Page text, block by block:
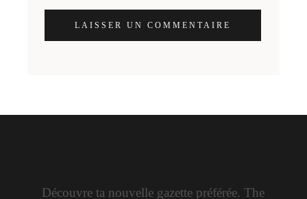
LAISSER UN COMMENTAIRE
Découvre ta nouvelle gazette préférée. The